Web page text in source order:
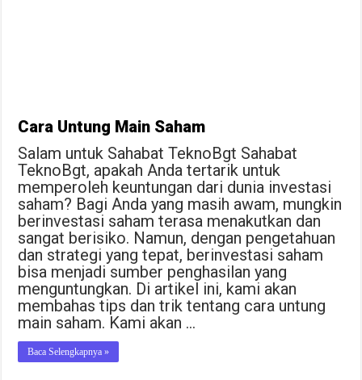
Cara Untung Main Saham
Salam untuk Sahabat TeknoBgt Sahabat
TeknoBgt, apakah Anda tertarik untuk
memperoleh keuntungan dari dunia investasi
saham? Bagi Anda yang masih awam, mungkin
berinvestasi saham terasa menakutkan dan
sangat berisiko. Namun, dengan pengetahuan
dan strategi yang tepat, berinvestasi saham
bisa menjadi sumber penghasilan yang
menguntungkan. Di artikel ini, kami akan
membahas tips dan trik tentang cara untung
main saham. Kami akan …
Baca Selengkapnya »